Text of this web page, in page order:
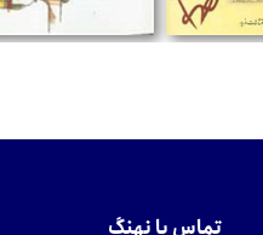
تماس با نهنگ